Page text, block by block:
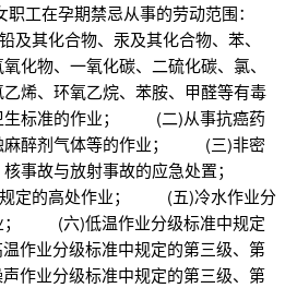
在孕期禁忌从事的劳动范围：
其化合物、汞及其化合物、苯、
化物、一氧化碳、二硫化碳、氯、
烯、环氧乙烷、苯胺、甲醛等有毒
生标准的作业； (二)从事抗癌药
麻醉剂气体等的作业； (三)非密
核事故与放射事故的应急处置；
规定的高处作业； (五)冷水作业分
； (六)低温作业分级标准中规定
业分级标准中规定的第三级、第
业分级标准中规定的第三级、第